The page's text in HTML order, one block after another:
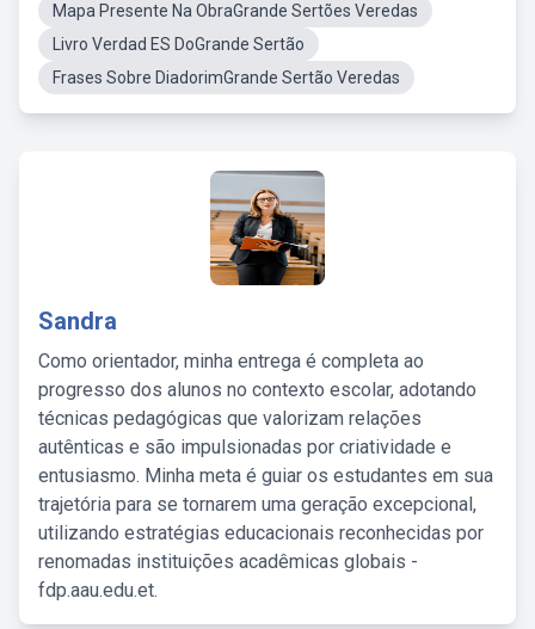
Mapa Presente Na ObraGrande Sertões Veredas
Livro Verdad ES DoGrande Sertão
Frases Sobre DiadorimGrande Sertão Veredas
Sandra
Como orientador, minha entrega é completa ao
progresso dos alunos no contexto escolar, adotando
técnicas pedagógicas que valorizam relações
autênticas e são impulsionadas por criatividade e
entusiasmo. Minha meta é guiar os estudantes em sua
trajetória para se tornarem uma geração excepcional,
utilizando estratégias educacionais reconhecidas por
renomadas instituições acadêmicas globais -
fdp.aau.edu.et.